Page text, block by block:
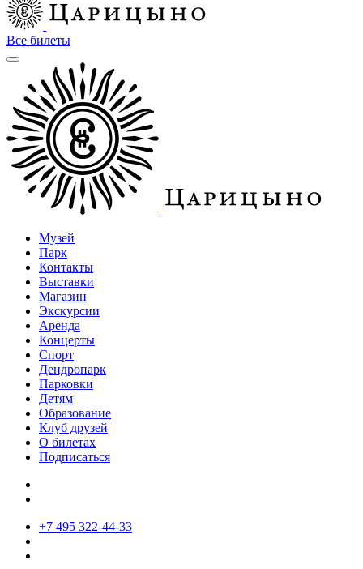
Все билеты
Музей
Парк
Контакты
Выставки
Магазин
Экскурсии
Аренда
Концерты
Спорт
Дендропарк
Парковки
Детям
Образование
Клуб друзей
О билетах
Подписаться
+7 495 322-44-33